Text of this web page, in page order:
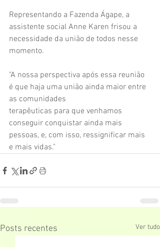
Representando a Fazenda Ágape, a
assistente social Anne Karen frisou a
necessidade da união de todos nesse
momento.
"A nossa perspectiva após essa reunião
é que haja uma união ainda maior entre
as comunidades
terapêuticas para que venhamos
conseguir conquistar ainda mais
pessoas, e, com isso, ressignificar mais
e mais vidas."
Posts recentes Ver tudo